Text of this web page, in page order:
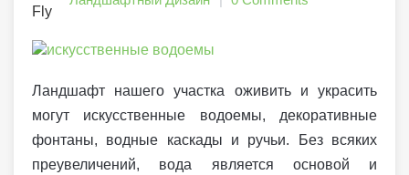
Ландшафт нашего участка оживить и украсить
могут искусственные водоемы, декоративные
фонтаны, водные каскады и ручьи. Без всяких
преувеличений, вода является основой и